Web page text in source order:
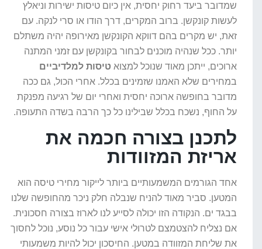
שמדובר ביעד רחוק יחסית, אין כיום טיסות ישירות וניאלץ
לעשות קונקשן. ברוב המקרים, דרך הודו או סרי לנקה. עם
זאת, יש מקרים בהם דווקא הקונקשן מאירופה יהיה משתלם
יותר. ככל שנהיה מוכנים לבחור בקונקשן עם זמני המתנה
ארוכים, ייתכן מאוד שנוכל למצואטיסות למלדיביים
במחירים שלא האמנו שזמינים בכלל. אחרי הכול, גם ככה
מדובר בחופשה ארוכה יחסית ואחרי יום של רגיעה מפנקת
על החוף, נשכח בכלל שבילינו כל כך הרבה בשדה התעופה.
לתכנן בצורה חכמה את
אריזת המזוודות
אחד הגורמים המשמעותיים ביותר לייקור מחירי טיסה הוא
המטען. סביר מאוד להניח שנבלה חלק ניכר מהחופשה שלנו
בבגד ים. הנקודה הזו יכולה לסייע לנו לארוז בצורה חסכונית.
אם נצליח להצטמצם לטרולי אישי עבור כל נוסע, נוכל לחסוך
את שליחת המזוודה במטען. החיסכון יכול להיות משמעותי